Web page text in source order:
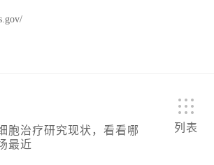
胞治疗研究现状，看看哪
最近
列表